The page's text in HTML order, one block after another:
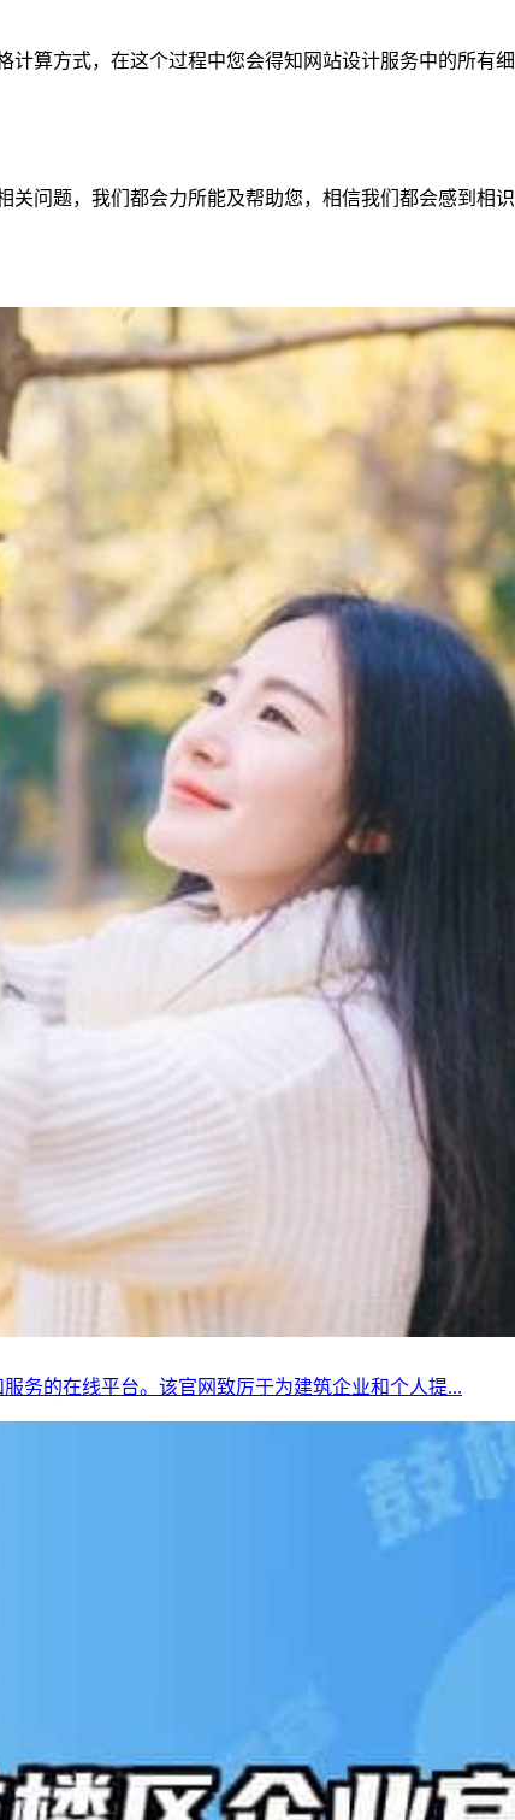
算方式，在这个过程中您会得知网站设计服务中的所有
问题，我们都会力所能及帮助您，相信我们都会感到相
务的在线平台。该官网致厉于为建筑企业和个人提...